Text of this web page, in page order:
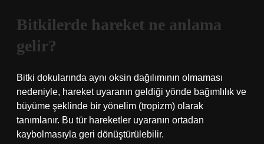
Bitkilerde hareket ne anlama
gelir?
Bitki dokularında aynı oksin dağılımının olmaması
nedeniyle, hareket uyaranın geldiği yönde bağımlılık ve
büyüme şeklinde bir yönelim (tropizm) olarak
tanımlanır. Bu tür hareketler uyaranın ortadan
kaybolmasıyla geri dönüştürülebilir.